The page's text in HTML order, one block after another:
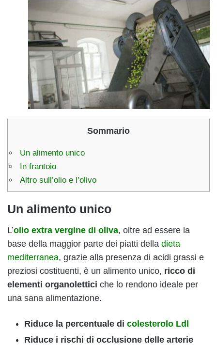
Sommario
Un alimento unico
In frantoio
Altro sull’olio e l’olivo
Un alimento unico
L’olio extra vergine di oliva, oltre ad essere la
base della maggior parte dei piatti della dieta
mediterranea, grazie alla presenza di acidi grassi e
preziosi costituenti, è un alimento unico, ricco di
elementi organolettici che lo rendono ideale per
una sana alimentazione.
Riduce la percentuale di colesterolo Ldl
Riduce i rischi di occlusione delle arterie